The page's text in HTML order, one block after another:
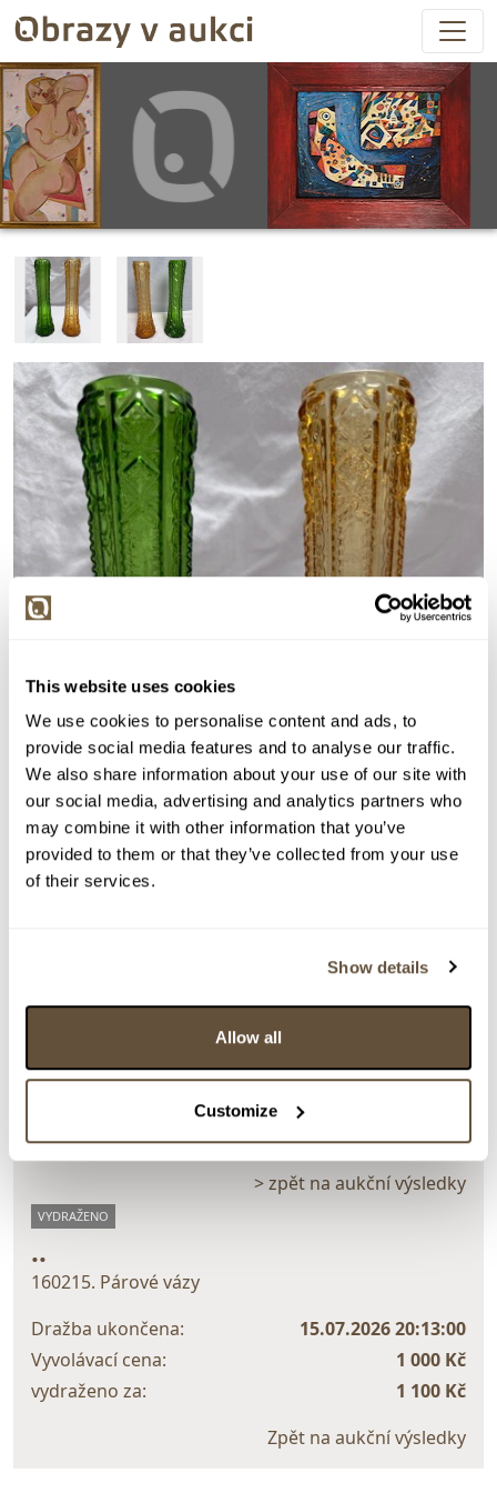
This website uses cookies
We use cookies to personalise content and ads, to
provide social media features and to analyse our traffic.
We also share information about your use of our site with
our social media, advertising and analytics partners who
may combine it with other information that you’ve
provided to them or that they’ve collected from your use
of their services.
Show details
Allow all
Customize
> Zobrazit detail položky a informace o autorovi
> zpět na aukční výsledky
VYDRAŽENO
..
160215. Párové vázy
Dražba ukončena:
15.07.2026 20:13:00
Vyvolávací cena:
1 000 Kč
vydraženo za:
1 100 Kč
Zpět na aukční výsledky